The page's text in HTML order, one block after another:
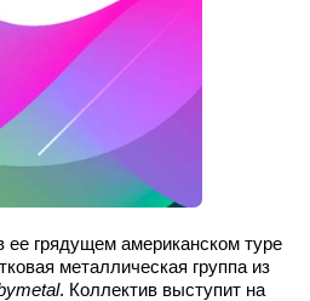
ее грядущем американском туре
металлическая группа из
. Коллектив выступит на